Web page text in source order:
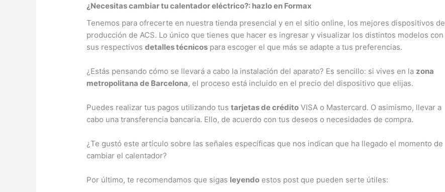
¿Necesitas cambiar tu calentador eléctrico?: hazlo en Formax
Tenemos para ofrecerte en nuestra tienda presencial y en el sitio online, los mejores dispositivos de
producción de ACS. Lo único que tienes que hacer es ingresar y visualizar los distintos modelos con
sus respectivosdetalles técnicos para escoger el que más se adapte a tus preferencias.
¿Estás pensando cómo se llevará a cabo la instalación del aparato? Es sencillo: si vives en la zona
metropolitana de Barcelona, el proceso está incluido en el precio del dispositivo que elijas.
Puedes realizar tus pagos utilizando tustarjetas de crédito VISA o Mastercard. O asimismo, llevar a
cabo una transferencia bancaria. Ello, de acuerdo con tus deseos o necesidades de compra.
¿Te gustó este artículo sobre las señales específicas que nos indican que ha llegado el momento de
cambiar el calentador?
Por último, te recomendamos que sigas leyendo estos post que pueden serte útiles: